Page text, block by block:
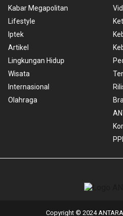
Kabar Megapolitan
Lifestyle
Iptek
Artikel
Lingkungan Hidup
Wisata
Internasional
Olahraga
Copyright © 2024